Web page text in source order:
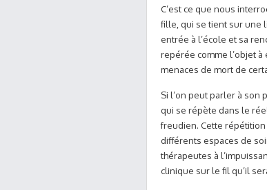
C’est ce que nous
fille, qui se tient sur une
entrée à l’école et sa
repérée comme l’objet à
menaces de mort de
Si l’on peut parler à son
qui se répète dans le
freudien. Cette répétition
différents espaces de
thérapeutes à
clinique sur le fil qu’il